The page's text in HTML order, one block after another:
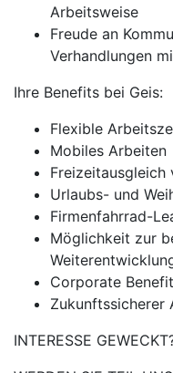
Arbeitsweise
Freude an
Verhandlungen
Ihre Benefits bei Geis:
Flexible
Mobiles Arbeiten
Freizeitausgleich
Urlaubs- und
Firmenfahrrad-
Möglichkeit zur
Corporate
Zukunftssicherer
INTERESSE